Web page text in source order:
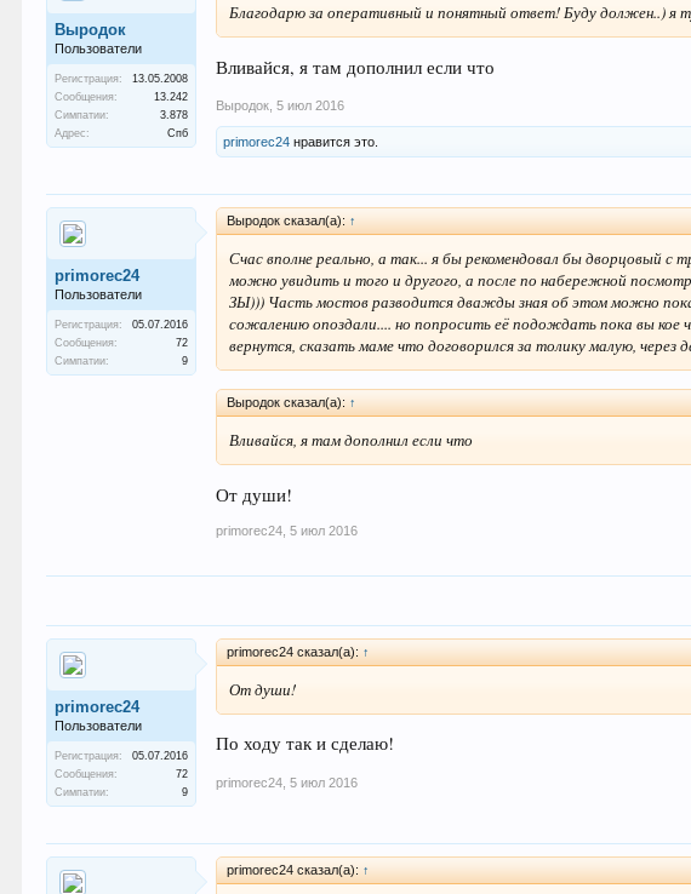
Выродок
Пользователи
Регистрация:
13.05.2008
Сообщения:
13.242
Симпатии:
3.878
Адрес:
Спб
Благодарю за оперативный и понятный ответ! Буду должен..) я
Вливайся, я там дополнил если что
Выродок 5 июл 2016
primorec24 нравится это.
primorec24
Пользователи
Регистрация:
05.07.2016
Сообщения:
72
Симпатии:
9
Выродок сказал(а): ↑
Счас вполне реально, а так... я бы рекомендовал бы дворцовый
можно увидить и того и другого, а после по набережной
ЗЫ))) Часть мостов разводится дважды зная об этом можно
сожалению опоздали.... но попросить её подождать пока вы кое
вернутся, сказать маме что договорился за толику малую,
Выродок сказал(а): ↑
Вливайся, я там дополнил если что
От души!
primorec24 5 июл 2016
primorec24
Пользователи
Регистрация:
05.07.2016
Сообщения:
72
Симпатии:
9
primorec24 сказал(а): ↑
От души!
По ходу так и сделаю!
primorec24 5 июл 2016
primorec24 сказал(а): ↑